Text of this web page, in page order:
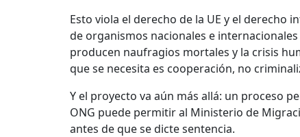
Esto viola el derecho de la UE y el derecho
de organismos nacionales e
producen naufragios mortales y la crisis
que se necesita es cooperación, no
Y el proyecto va aún más allá: un proceso
ONG puede permitir al Ministerio de
antes de que se dicte sentencia.